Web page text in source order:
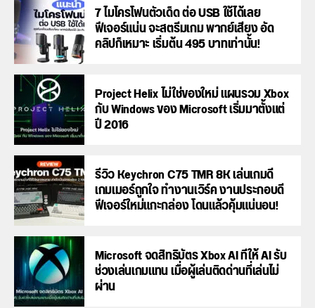
7 ไมโครโฟนตัวเด็ด ต่อ USB ใช้ได้เลย
ฟีเจอร์แน่น จะสตรีมเกม พากย์เสียง อัด
คลิปก็เหมาะ เริ่มต้น 495 บาทเท่านั้น!
Project Helix ไม่ใช่ของใหม่ แผนรวม Xbox
กับ Windows ของ Microsoft เริ่มมาตั้งแต่
ปี 2016
รีวิว Keychron C75 TMR 8K เล่นเกมดี
เกมเมอร์ถูกใจ ทำงานเวิร์ค งานประกอบดี
ฟีเจอร์ใหม่แกะกล่อง โดนแล้วคุ้มแน่นอน!
Microsoft จดสิทธิบัตร Xbox AI ที่ให้ AI รับ
ช่วงเล่นเกมแทน เมื่อผู้เล่นติดด่านที่เล่นไม่
ผ่าน